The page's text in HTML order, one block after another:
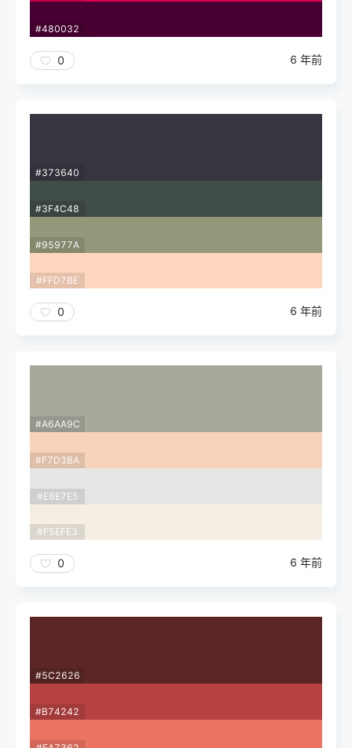
#480032
0 6 年前
#373640
#3F4C48
#95977A
#FFD7BE
0 6 年前
#A6AA9C
#F7D3BA
#E6E7E5
#F5EFE3
0 6 年前
#5C2626
#B74242